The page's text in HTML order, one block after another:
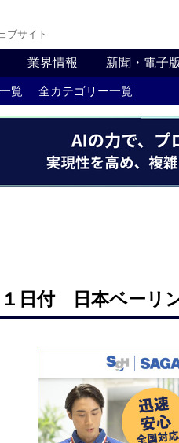
ブサイト
業界情報 新聞・電子版
覧 全カテゴリー一覧
１日付 日本ベーリ